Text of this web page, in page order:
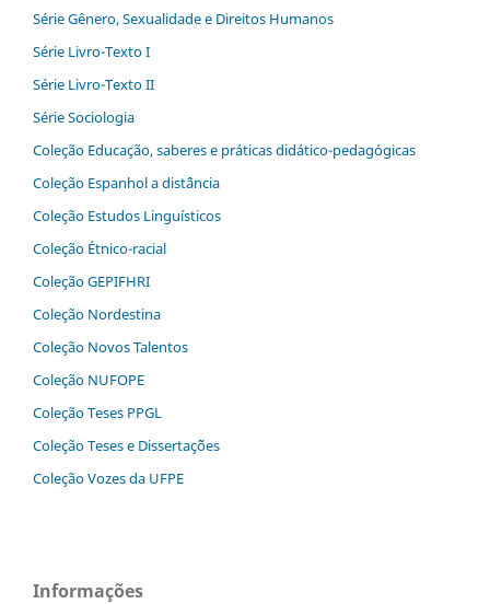
Série Gênero, Sexualidade e Direitos Humanos
Série Livro-Texto I
Série Livro-Texto II
Série Sociologia
Coleção Educação, saberes e práticas didático-pedagógicas
Coleção Espanhol a distˆância
Coleção Estudos Linguísticos
Coleção Étnico-racial
Coleção GEPIFHRI
Coleção Nordestina
Coleção Novos Talentos
Coleção NUFOPE
Coleção Teses PPGL
Coleção Teses e Dissertaç˜ões
Coleção Vozes da UFPE
Informações